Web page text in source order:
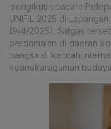
mengikuti upacara
UNIFIL 2025 di
(9/4/2025). Satgas
perdamaian di daerah
bangsa di kancah
keanekaragaman